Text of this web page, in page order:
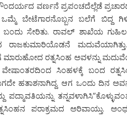
ವರ್ಣನೆ ಪ್ರಪಂಚದೆಲ್ಲೆಡೆ
ಒಮ್ಮೆ ಬೇಟೆಗಾರನೊಬ್ಬನ ಬಲೆಗೆ
ಬಂದು ಸೇರಿತು. ರಾವಲ್ ಶಾಖೆಯ
ರಾಜಕುಮಾರಿಯೊಡನೆ
ರತ್ನಸಿಂಹ ಅವಳನ್ನು
ವೇಷಾಂತರದಿಂದ ಸಿಂಹಳಕ್ಕೆ ಬಂದ
ಹತಾಶನಾಗಿದ್ದ. ಆಗ ಒಂದು ದಿನ
ಪದ್ಮಾವತಿಯನ್ನು
ಪರಾಕ್ರಮದ ಅರಿವಾಯ್ತು.